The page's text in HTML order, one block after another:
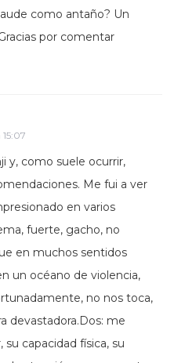
como antaño? Un
por comentar
y, como suele ocurrir,
Me fui a ver
en varios
fuerte, gacho, no
en muchos sentidos
un océano de violencia,
no nos toca,
devastadora.Dos: me
capacidad física, su